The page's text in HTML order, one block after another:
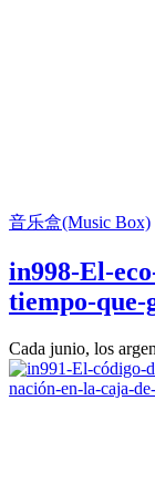
音乐盒(Music Box)
in998-El-
tiempo-que-
Cada junio, los